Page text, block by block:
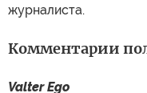
журналиста.
Комментарии
Valter Ego